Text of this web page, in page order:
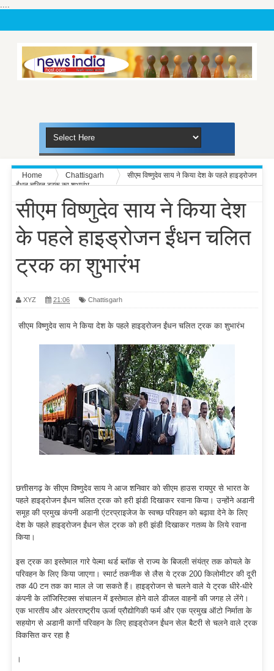
....
Home Chattisgarh
सीएम विष्णुदेव साय ने किया देश के पहले हाइड्रोजन
ईंधन चलित ट्रक का शुभारंभ
सीएम विष्णुदेव साय ने किया देश
के पहले हाइड्रोजन ईंधन चलित
ट्रक का शुभारंभ
XYZ 21:06 Chattisgarh
सीएम विष्णुदेव साय ने किया देश के पहले हाइड्रोजन ईंधन चलित ट्रक का शुभारंभ
छत्तीसगढ़ के सीएम विष्णुदेव साय ने आज शनिवार को सीएम हाउस रायपुर से भारत के
पहले हाइड्रोजन ईंधन चलित ट्रक को हरी झंडी दिखाकर रवाना किया। उन्होंने अडानी
समूह की प्रमुख कंपनी अडानी एंटरप्राइजेज के स्वच्छ परिवहन को बढ़ावा देने के लिए
देश के पहले हाइड्रोजन ईंधन सेल ट्रक को हरी झंडी दिखाकर गतव्य के लिये रवाना
किया।
इस ट्रक का इस्तेमाल गारे पेल्मा थर्ड ब्लॉक से राज्य के बिजली संयंत्र तक कोयले के
परिवहन के लिए किया जाएगा। स्मार्ट तकनीक से लैस ये ट्रक 200 किलोमीटर की दूरी
तक 40 टन तक का माल ले जा सकते हैं। हाइड्रोजन से चलने वाले ये ट्रक धीरे-धीरे
कंपनी के लॉजिस्टिक्स संचालन में इस्तेमाल होने वाले डीजल वाहनों की जगह ले लेंगे।
एक भारतीय और अंतरराष्ट्रीय ऊर्जा प्रौद्योगिकी फर्म और एक प्रमुख ऑटो निर्माता के
सहयोग से अडानी कार्गो परिवहन के लिए हाइड्रोजन ईंधन सेल बैटरी से चलने वाले ट्रक
विकसित कर रहा है
।